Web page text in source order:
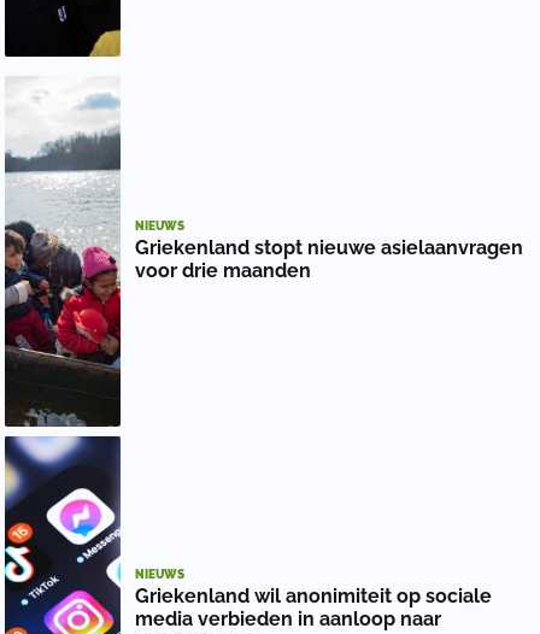
NIEUWS
Griekenland stopt nieuwe asielaanvragen
voor drie maanden
NIEUWS
Griekenland wil anonimiteit op sociale
media verbieden in aanloop naar